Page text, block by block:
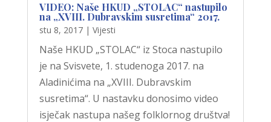
VIDEO: Naše HKUD „STOLAC“ nastupilo
na „XVIII. Dubravskim susretima“ 2017.
stu 8, 2017| Vijesti
Naše HKUD „STOLAC“ iz Stoca nastupilo
je na Svisvete, 1. studenoga 2017. na
Aladinićima na „XVIII. Dubravskim
susretima“. U nastavku donosimo video
isječak nastupa našeg folklornog društva!